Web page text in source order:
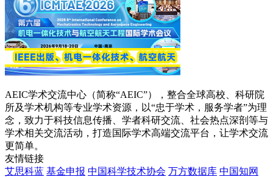
AEIC学术交流中心（简称“AEIC”），整合全球高校、科研院
所及学术机构等专业学术资源，以“忠于学术，服务学者”为理
念，致力于科技信息传播、学者科研交流、社会热点深剖等与
学术相关交流活动，打造国际学术高端交流平台，让学术交流
更简单。
友情链接
艾思科蓝 基金申报 中国科学技术协会 万方数据库 中国知网